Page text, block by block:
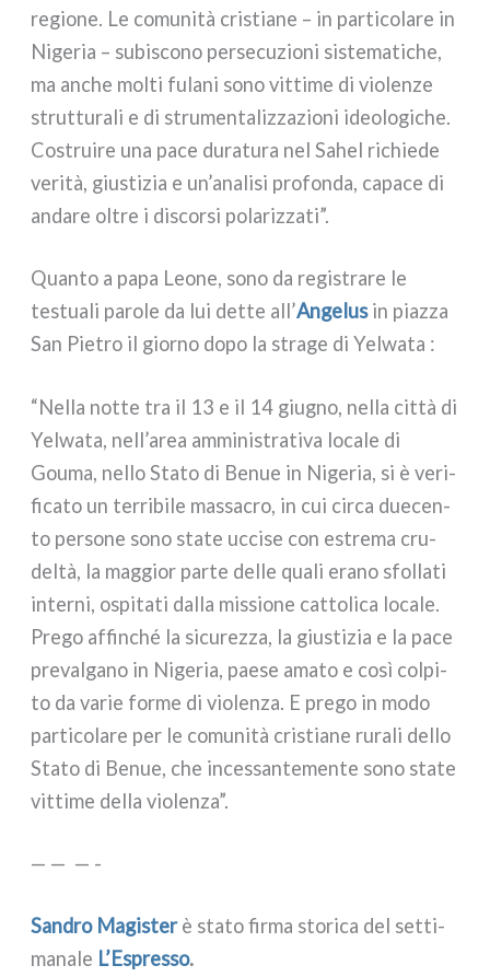
regio­ne. Le comu­ni­tà cri­stia­ne – in par­ti­co­la­re in
Nigeria – subi­sco­no per­se­cu­zio­ni siste­ma­ti­che,
ma anche mol­ti fula­ni sono vit­ti­me di vio­len­ze
strut­tu­ra­li e di stru­men­ta­liz­za­zio­ni ideo­lo­gi­che.
Costruire una pace dura­tu­ra nel Sahel richie­de
veri­tà, giu­sti­zia e un’analisi pro­fon­da, capa­ce di
anda­re oltre i discor­si pola­riz­za­ti”.
Quanto a papa Leone, sono da regi­stra­re le
testua­li paro­le da lui det­te all’Angelusin piaz­za
San Pietro il gior­no dopo la stra­ge di Yelwata :
“Nella not­te tra il 13 e il 14 giu­gno, nel­la cit­tà di
Yelwata, nell’area ammi­ni­stra­ti­va loca­le di
Gouma, nel­lo Stato di Benue in Nigeria, si è veri­
fi­ca­to un ter­ri­bi­le mas­sa­cro, in cui cir­ca due­cen­
to per­so­ne sono sta­te ucci­se con estre­ma cru­
del­tà, la mag­gior par­te del­le qua­li era­no sfol­la­ti
inter­ni, ospi­ta­ti dal­la mis­sio­ne cat­to­li­ca loca­le.
Prego affin­ché la sicu­rez­za, la giu­sti­zia e la pace
pre­val­ga­no in Nigeria, pae­se ama­to e così col­pi­
to da varie for­me di vio­len­za. E pre­go in modo
par­ti­co­la­re per le comu­ni­tà cri­stia­ne rura­li del­lo
Stato di Benue, che inces­san­te­men­te sono sta­te
vit­ti­me del­la vio­len­za”.
— — — -
Sandro Magisterè sta­to fir­ma sto­ri­ca del set­ti­
ma­na­le L’Espresso.